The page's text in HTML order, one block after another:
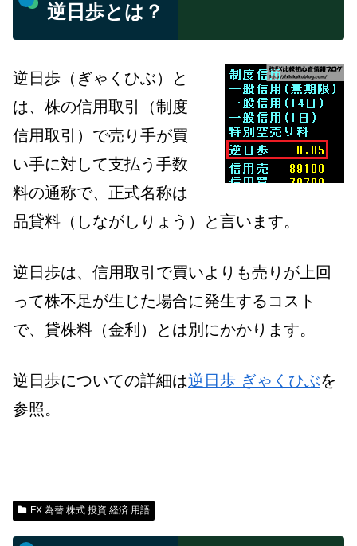
逆日歩とは？
逆日歩（ぎゃくひぶ）と
は、株の信用取引（制度
信用取引）で売り手が買
い手に対して支払う手数
料の通称で、正式名称は
品貸料（しながしりょう）と言います。
逆日歩は、信用取引で買いよりも売りが上回
って株不足が生じた場合に発生するコスト
で、貸株料（金利）とは別にかかります。
逆日歩についての詳細は逆日歩 ぎゃくひぶを
参照。
FX 為替 株式 投資 経済 用語